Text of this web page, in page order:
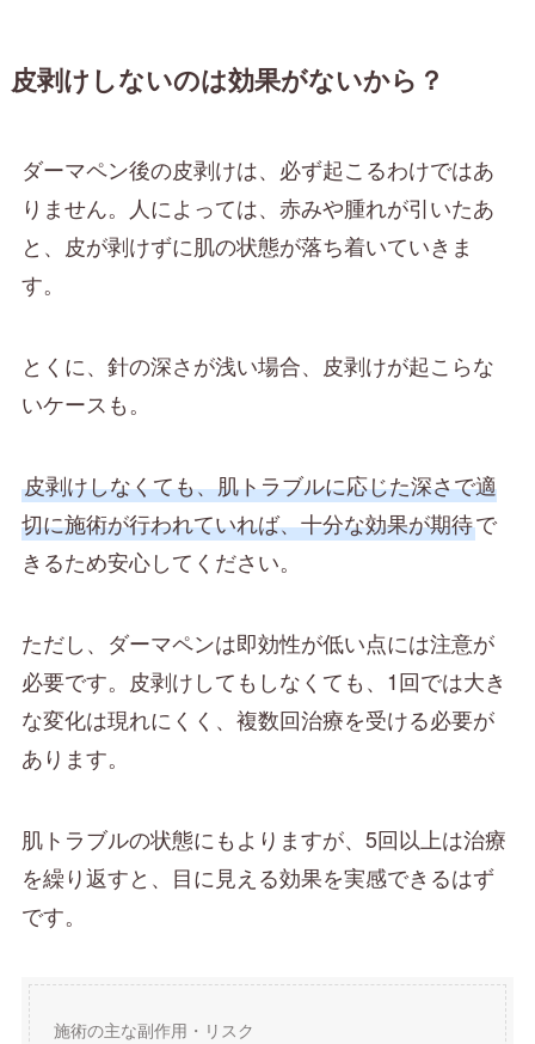
皮剥けしないのは効果がないから？
ダーマペン後の皮剥けは、必ず起こるわけではあ
りません。人によっては、赤みや腫れが引いたあ
と、皮が剥けずに肌の状態が落ち着いていきま
す。
とくに、針の深さが浅い場合、皮剥けが起こらな
いケースも。
皮剥けしなくても、肌トラブルに応じた深さで適
切に施術が行われていれば、十分な効果が期待で
きるため安心してください。
ただし、ダーマペンは即効性が低い点には注意が
必要です。皮剥けしてもしなくても、1回では大き
な変化は現れにくく、複数回治療を受ける必要が
あります。
肌トラブルの状態にもよりますが、5回以上は治療
を繰り返すと、目に見える効果を実感できるはず
です。
施術の主な副作用・リスク